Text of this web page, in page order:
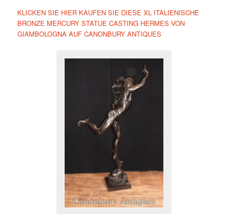
KLICKEN SIE HIER KAUFEN SIE DIESE XL ITALIENISCHE
BRONZE MERCURY STATUE CASTING HERMES VON
GIAMBOLOGNA AUF CANONBURY ANTIQUES